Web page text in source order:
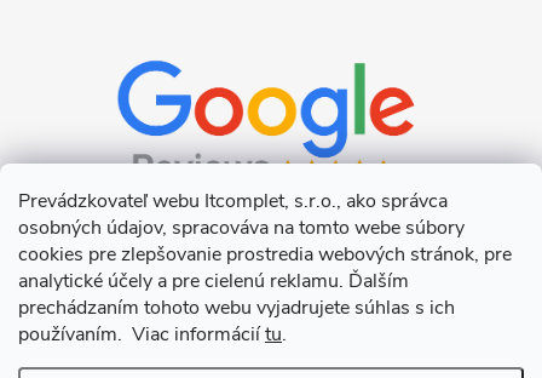
Prevádzkovateľ webu Itcomplet, s.r.o., ako správca
osobných údajov, spracováva na tomto webe súbory
cookies pre zlepšovanie prostredia webových stránok, pre
analytické účely a pre cielenú reklamu. Ďalším
prechádzaním tohoto webu vyjadrujete súhlas s ich
používaním. Viac informáciítu.